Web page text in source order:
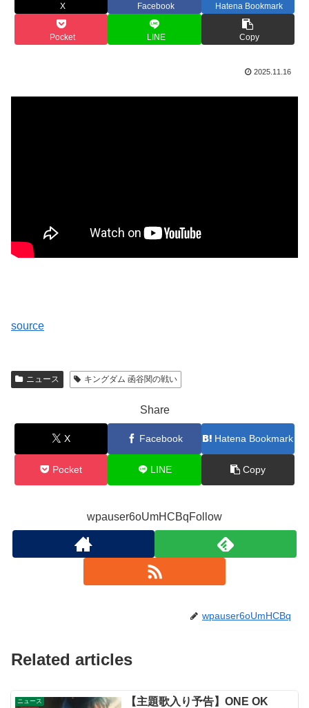
X Facebook Hatena Bookmark
Pocket LINE Copy
2025.11.16
source
ニュース キングダム 函谷関の戦い
Share
X Facebook Hatena Bookmark
Pocket LINE Copy
wpauser6oUmHCBqFollow
wpauser6oUmHCBq
Related articles
ニュース
【主題歌入り予告】ONE OK